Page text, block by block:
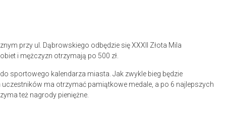
przy ul. Dąbrowskiego odbędzie się XXXII Złota Mila
i mężczyzn otrzymają po 500 zł.
sportowego kalendarza miasta. Jak zwykle bieg będzie
ma otrzymać pamiątkowe medale, a po 6 najlepszych
też nagrody pieniężne.